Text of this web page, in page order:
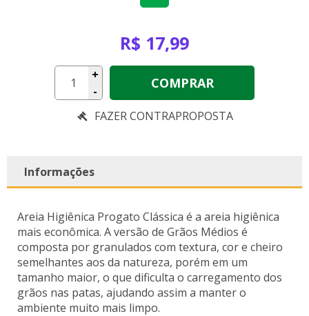
R$ 17,99
+
-
COMPRAR
Informações
Areia Higiênica Progato Clássica é a areia higiênica
mais econômica. A versão de Grãos Médios é
composta por granulados com textura, cor e cheiro
semelhantes aos da natureza, porém em um
tamanho maior, o que dificulta o carregamento dos
grãos nas patas, ajudando assim a manter o
ambiente muito mais limpo.